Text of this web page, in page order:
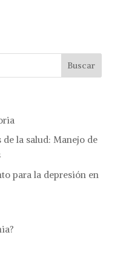
la salud: Manejo de
para la depresión en